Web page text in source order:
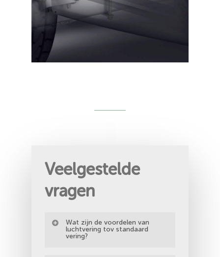
Veelgestelde
vragen
Wat zijn de voordelen van
luchtvering tov standaard
vering?